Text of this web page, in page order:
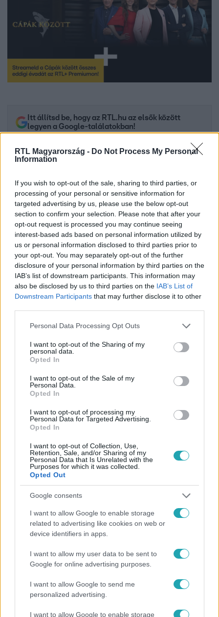
RTL Magyarország - Do Not Process My Personal
Information
If you wish to opt-out of the sale, sharing to third parties, or
processing of your personal or sensitive information for
targeted advertising by us, please use the below opt-out
section to confirm your selection. Please note that after your
opt-out request is processed you may continue seeing
interest-based ads based on personal information utilized by
us or personal information disclosed to third parties prior to
your opt-out. You may separately opt-out of the further
disclosure of your personal information by third parties on the
IAB’s list of downstream participants. This information may
also be disclosed by us to third parties on the IAB’s List of
Downstream Participants that may further disclose it to other
Please note that this website/app uses one or more Google
not limited to your visit or usage behaviour. You may click to
grant or deny consent to Google and its third-party tags to
use your data for below specified purposes in below Google
consent section.
Personal Data Processing Opt Outs
I want to opt-out of the Sharing of my
personal data.
Opted In
I want to opt-out of the Sale of my
Personal Data.
Opted In
I want to opt-out of processing my
Personal Data for Targeted Advertising.
Opted In
I want to opt-out of Collection, Use,
Retention, Sale, and/or Sharing of my
Personal Data that Is Unrelated with the
Purposes for which it was collected.
Opted Out
Google consents
I want to allow Google to enable storage
related to advertising like cookies on web or
device identifiers in apps.
I want to allow my user data to be sent to
Google for online advertising purposes.
I want to allow Google to send me
personalized advertising.
I want to allow Google to enable storage
Itt állítsd be, hogy az RTL.hu az elsők között
legyen a Google-találatokban!
Kövess minket, és értesülj a friss hírekről a
Facebookon is!
Követem
CÁPÁK KÖZÖTT
GYARMATI FANNI #LÁSZLÓ MIKLÓS
KEDVEZMÉNY
Népszerű